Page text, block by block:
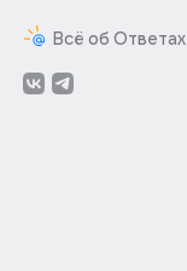
Всё об Ответах